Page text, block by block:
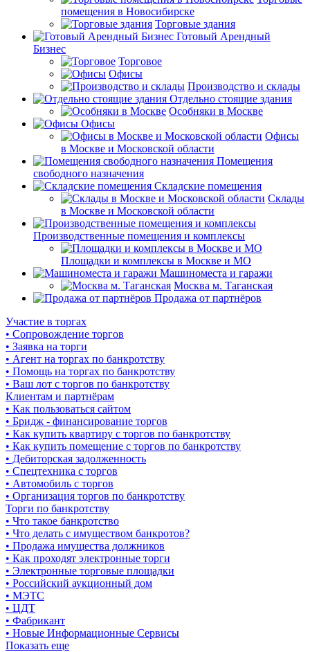
помещения в Новосибирске
Торговые здания
Готовый Арендный
Бизнес
Торговое
Офисы
Производство и склады
Отдельно стоящие здания
Особняки в Москве
Офисы
Офисы
в Москве и Московской области
Помещения
свободного назначения
Складские помещения
Склады
в Москве и Московской области
Производственные помещения и комплексы
Площадки и комплексы в Москве и МО
Машиноместа и гаражи
Москва м. Таганская
Продажа от партнёров
Участие в торгах
• Сопровождение торгов
• Заявка на торги
• Агент на торгах по банкротству
• Помощь на торгах по банкротству
• Ваш лот с торгов по банкротству
Клиентам и партнёрам
• Как пользоваться сайтом
• Бридж - финансирование торгов
• Как купить квартиру с торгов по банкротству
• Как купить помещение с торгов по банкротству
• Дебиторская задолженность
• Спецтехника с торгов
• Автомобиль с торгов
• Организация торгов по банкротству
Торги по банкротству
• Что такое банкротство
• Что делать с имуществом банкротов?
• Продажа имущества должников
• Как проходят электронные торги
• Электронные торговые площадки
• Российский аукционный дом
• МЭТС
• ЦДТ
• Фабрикант
• Новые Информационные Сервисы
Показать еще